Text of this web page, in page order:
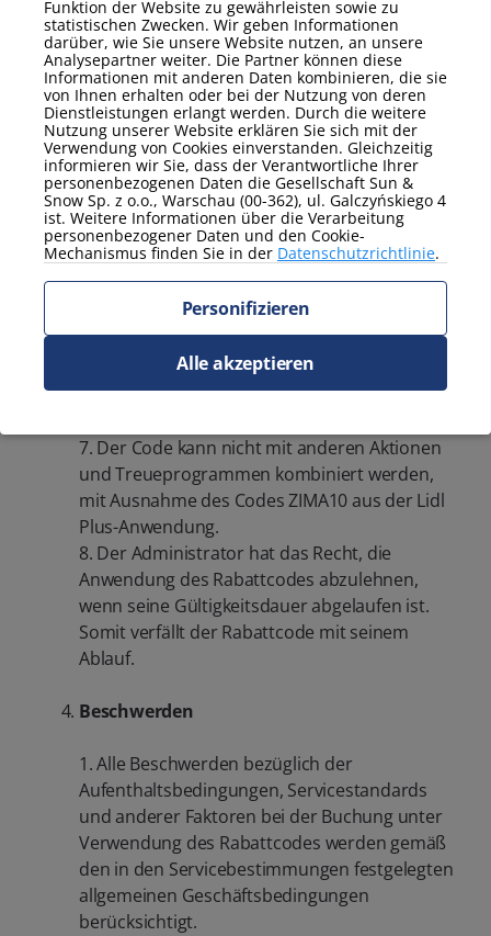
3. Um den vom Administrator gesendeten
Rabattcode zu verwenden, geben Sie bei der
Reservierung auf der Website die angegebene
Zeichenfolge in das Feld „Rabattcode“ ein.
4. Durch die Eingabe des Rabattcodes in das
entsprechende Feld wird der Wert der
Reservierung um den Prozentsatz oder Betrag
des an den Kunden gesendeten Rabattcodes
reduziert.
5. Rabattcodes sind nicht miteinander
stapelbar. In der Bestellung kann nur ein
Rabattcode verwendet werden.
6. Der Rabattcode gilt für das gesamte
Angebot, ausgenommen folgende
Einrichtungen: Cypel Helski, Helski Brzeg,
7. Der Code kann nicht mit anderen Aktionen
und Treueprogrammen kombiniert werden,
mit Ausnahme des Codes ZIMA10 aus der Lidl
Plus-Anwendung.
8. Der Administrator hat das Recht, die
Anwendung des Rabattcodes abzulehnen,
wenn seine Gültigkeitsdauer abgelaufen ist.
Somit verfällt der Rabattcode mit seinem
Ablauf.
Beschwerden
1. Alle Beschwerden bezüglich der
Aufenthaltsbedingungen, Servicestandards
und anderer Faktoren bei der Buchung unter
Verwendung des Rabattcodes werden gemäß
den in den Servicebestimmungen festgelegten
allgemeinen Geschäftsbedingungen
berücksichtigt.
Funktion der Website zu gewährleisten sowie zu
statistischen Zwecken. Wir geben Informationen
darüber, wie Sie unsere Website nutzen, an unsere
Analysepartner weiter. Die Partner können diese
Informationen mit anderen Daten kombinieren, die sie
von Ihnen erhalten oder bei der Nutzung von deren
Dienstleistungen erlangt werden. Durch die weitere
Nutzung unserer Website erklären Sie sich mit der
Verwendung von Cookies einverstanden. Gleichzeitig
informieren wir Sie, dass der Verantwortliche Ihrer
personenbezogenen Daten die Gesellschaft Sun &
Snow Sp. z o.o., Warschau (00-362), ul. Galczyńskiego 4
ist. Weitere Informationen über die Verarbeitung
personenbezogener Daten und den Cookie-
Mechanismus finden Sie in der Datenschutzrichtlinie.
Personifizieren
Alle akzeptieren